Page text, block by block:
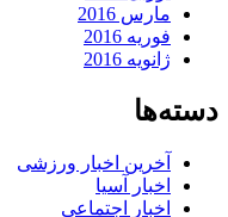
مارس 2016
فوریه 2016
ژانویه 2016
دسته‌ها
آخرین اخبار ورزشی
اخبار آسیا
اخبار اجتماعی